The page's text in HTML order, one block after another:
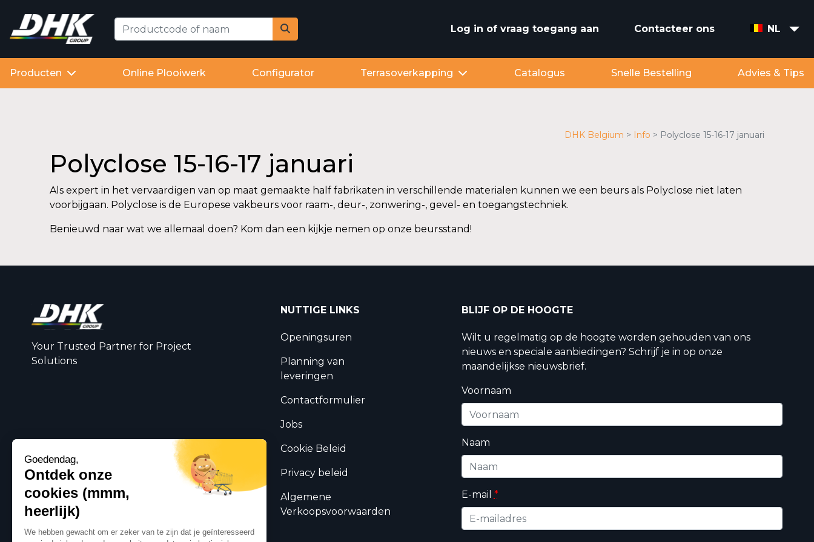
Log in of vraag toegang aan Contacteer ons NL
Producten Online Plooiwerk Configurator Terrasoverkapping Catalogus Snelle Bestelling Advies & Tips
DHK Belgium Info Polyclose 15-16-17 januari
Polyclose 15-16-17 januari
Als expert in het vervaardigen van op maat gemaakte half fabrikaten in verschillende materialen kunnen we een beurs als Polyclose niet laten
voorbijgaan. Polyclose is de Europese vakbeurs voor raam-, deur-, zonwering-, gevel- en toegangstechniek.
Benieuwd naar wat we allemaal doen? Kom dan een kijkje nemen op onze beursstand!
Your Trusted Partner for Project
Solutions
NUTTIGE LINKS
Openingsuren
Planning van
leveringen
Contactformulier
Jobs
Cookie Beleid
Privacy beleid
Algemene
Verkoopsvoorwaarden
BLIJF OP DE HOOGTE
Wilt u regelmatig op de hoogte worden gehouden van ons
nieuws en speciale aanbiedingen? Schrijf je in op onze
maandelijkse nieuwsbrief.
Voornaam
Naam
E-mail *